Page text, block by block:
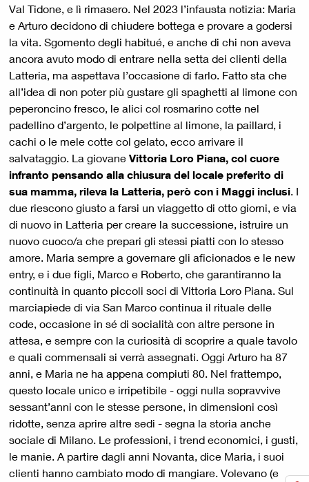
Val Tidone, e lì rimasero. Nel 2023 l’infausta notizia: Maria
e Arturo decidono di chiudere bottega e provare a godersi
la vita. Sgomento degli habitué, e anche di chi non aveva
ancora avuto modo di entrare nella setta dei clienti della
Latteria, ma aspettava l’occasione di farlo. Fatto sta che
all’idea di non poter più gustare gli spaghetti al limone con
peperoncino fresco, le alici col rosmarino cotte nel
padellino d’argento, le polpettine al limone, la paillard, i
cachi o le mele cotte col gelato, ecco arrivare il
salvataggio. La giovane Vittoria Loro Piana, col cuore
infranto pensando alla chiusura del locale preferito di
sua mamma, rileva la Latteria, però con i Maggi inclusi. I
due riescono giusto a farsi un viaggetto di otto giorni, e via
di nuovo in Latteria per creare la successione, istruire un
nuovo cuoco/a che prepari gli stessi piatti con lo stesso
amore. Maria sempre a governare gli aficionados e le new
entry, e i due figli, Marco e Roberto, che garantiranno la
continuità in quanto piccoli soci di Vittoria Loro Piana. Sul
marciapiede di via San Marco continua il rituale delle
code, occasione in sé di socialità con altre persone in
attesa, e sempre con la curiosità di scoprire a quale tavolo
e quali commensali si verrà assegnati. Oggi Arturo ha 87
anni, e Maria ne ha appena compiuti 80. Nel frattempo,
questo locale unico e irripetibile - oggi nulla sopravvive
sessant’anni con le stesse persone, in dimensioni così
ridotte, senza aprire altre sedi - segna la storia anche
sociale di Milano. Le professioni, i trend economici, i gusti,
le manie. A partire dagli anni Novanta, dice Maria, i suoi
clienti hanno cambiato modo di mangiare. Volevano (e